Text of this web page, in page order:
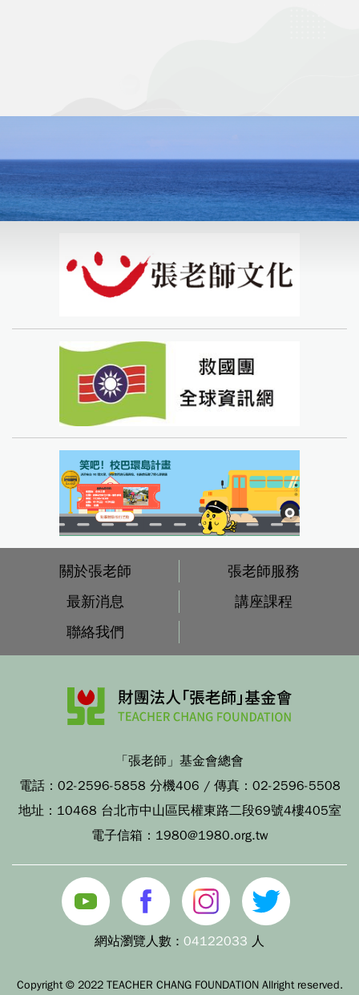
關於張老師
張老師服務
最新消息
講座課程
聯絡我們
「張老師」基金會總會
電話： 02-2596-5858 分機406 / 傳真： 02-2596-5508
地址： 10468 台北市中山區民權東路二段69號4樓405室
電子信箱： 1980@1980.org.tw
網站瀏覽人數 : 04122033 人
Copyright © 2022 TEACHER CHANG FOUNDATION Allright reserved.